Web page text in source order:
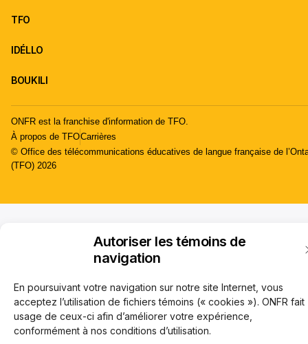
Autoriser les témoins de
navigation
En poursuivant votre navigation sur notre site Internet, vous
acceptez l’utilisation de fichiers témoins (« cookies »). ONFR fait
usage de ceux-ci afin d’améliorer votre expérience,
conformément à nos conditions d’utilisation.
TFO
IDÉLLO
BOUKILI
ONFR est la franchise d'information de TFO.
À propos de TFOCarrières
© Office des télécommunications éducatives de langue française de
(TFO) 2026